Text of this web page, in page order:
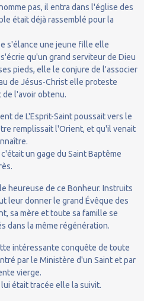
pas, il entra dans l'église des
était déjà rassemblé pour la
s'élance une jeune fille elle
qu'un grand serviteur de Dieu
pieds, elle le conjure de l'associer
de Jésus-Christ elle proteste
de l'avoir obtenu.
de L'Esprit-Saint poussait vers le
remplissait l'Orient, et qu'il venait
un gage du Saint Baptême
heureuse de ce Bonheur. Instruits
leur donner le grand Évêque des
sa mère et toute sa famille se
dans la même régénération.
intéressante conquête de toute
par le Ministère d'un Saint et par
vierge.
était tracée elle la suivit.